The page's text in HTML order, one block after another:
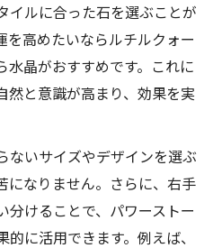
イルに合った石を選ぶことが
を高めたいならルチルクォー
水晶がおすすめです。これに
然と意識が高まり、効果を実
ないサイズやデザインを選ぶ
になりません。さらに、右手
分けることで、パワーストー
に活用できます。例えば、